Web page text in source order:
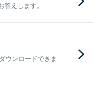
えします。
ウンロードできま